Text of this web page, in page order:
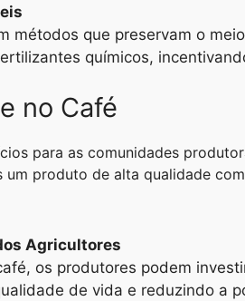
métodos que preservam o
químicos,
no Café
para as comunidades
produto de alta qualidade
Agricultores
os produtores podem
de vida e reduzindo a